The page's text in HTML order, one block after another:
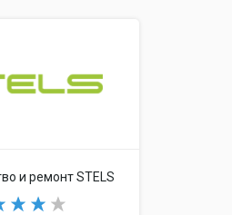
и ремонт STELS